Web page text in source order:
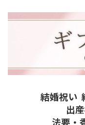
結婚祝い
出
法要・